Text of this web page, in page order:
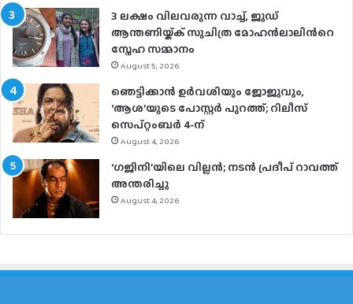
3 ലക്ഷം വിലവരുന്ന വാച്ച്, ജൂഡ്
ആന്തണിയ്ക്ക് സുചിത്ര മോഹൻലാലിൻറെ
സ്നേഹ സമ്മാനം
August 5, 2026
ഞെട്ടിക്കാൻ ഉർവശിയും ജോജുവും,
‘ആശ’യുടെ പോസ്റ്റർ പുറത്ത്; റിലീസ്
സെപ്റ്റംബർ 4-ന്
August 4, 2026
‘ഗജിനി’യിലെ വില്ലൻ; നടൻ പ്രദീപ് റാവത്ത്
അന്തരിച്ചു
August 4, 2026